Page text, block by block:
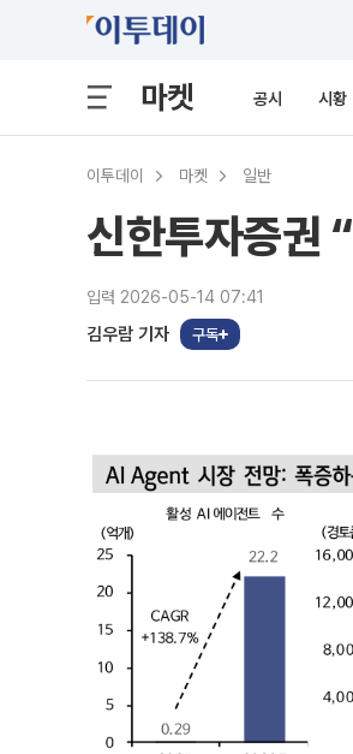
마켓 공시 시황
이투데이 마켓 일반
신한투자증권
입력 2026-05-14 07:41
김우람 기자 구독